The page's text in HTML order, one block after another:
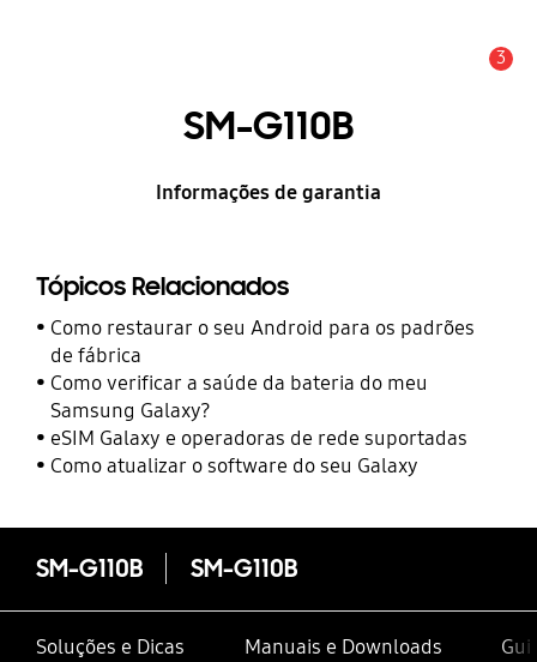
3
SM-G110B
Informações de garantia
Tópicos Relacionados
Como restaurar o seu Android para os padrões
de fábrica
Como verificar a saúde da bateria do meu
Samsung Galaxy?
eSIM Galaxy e operadoras de rede suportadas
Como atualizar o software do seu Galaxy
SM-G110B SM-G110B
Soluções e Dicas Manuais e Downloads